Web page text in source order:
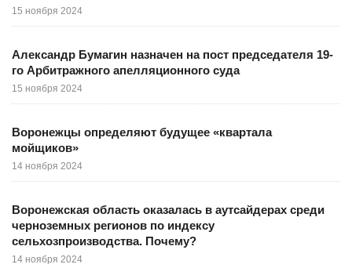
15 ноября 2024
Александр Бумагин назначен на пост председателя 19-
го Арбитражного апелляционного суда
15 ноября 2024
Воронежцы определяют будущее «квартала
мойщиков»
14 ноября 2024
Воронежская область оказалась в аутсайдерах среди
черноземных регионов по индексу
сельхозпроизводства. Почему?
14 ноября 2024